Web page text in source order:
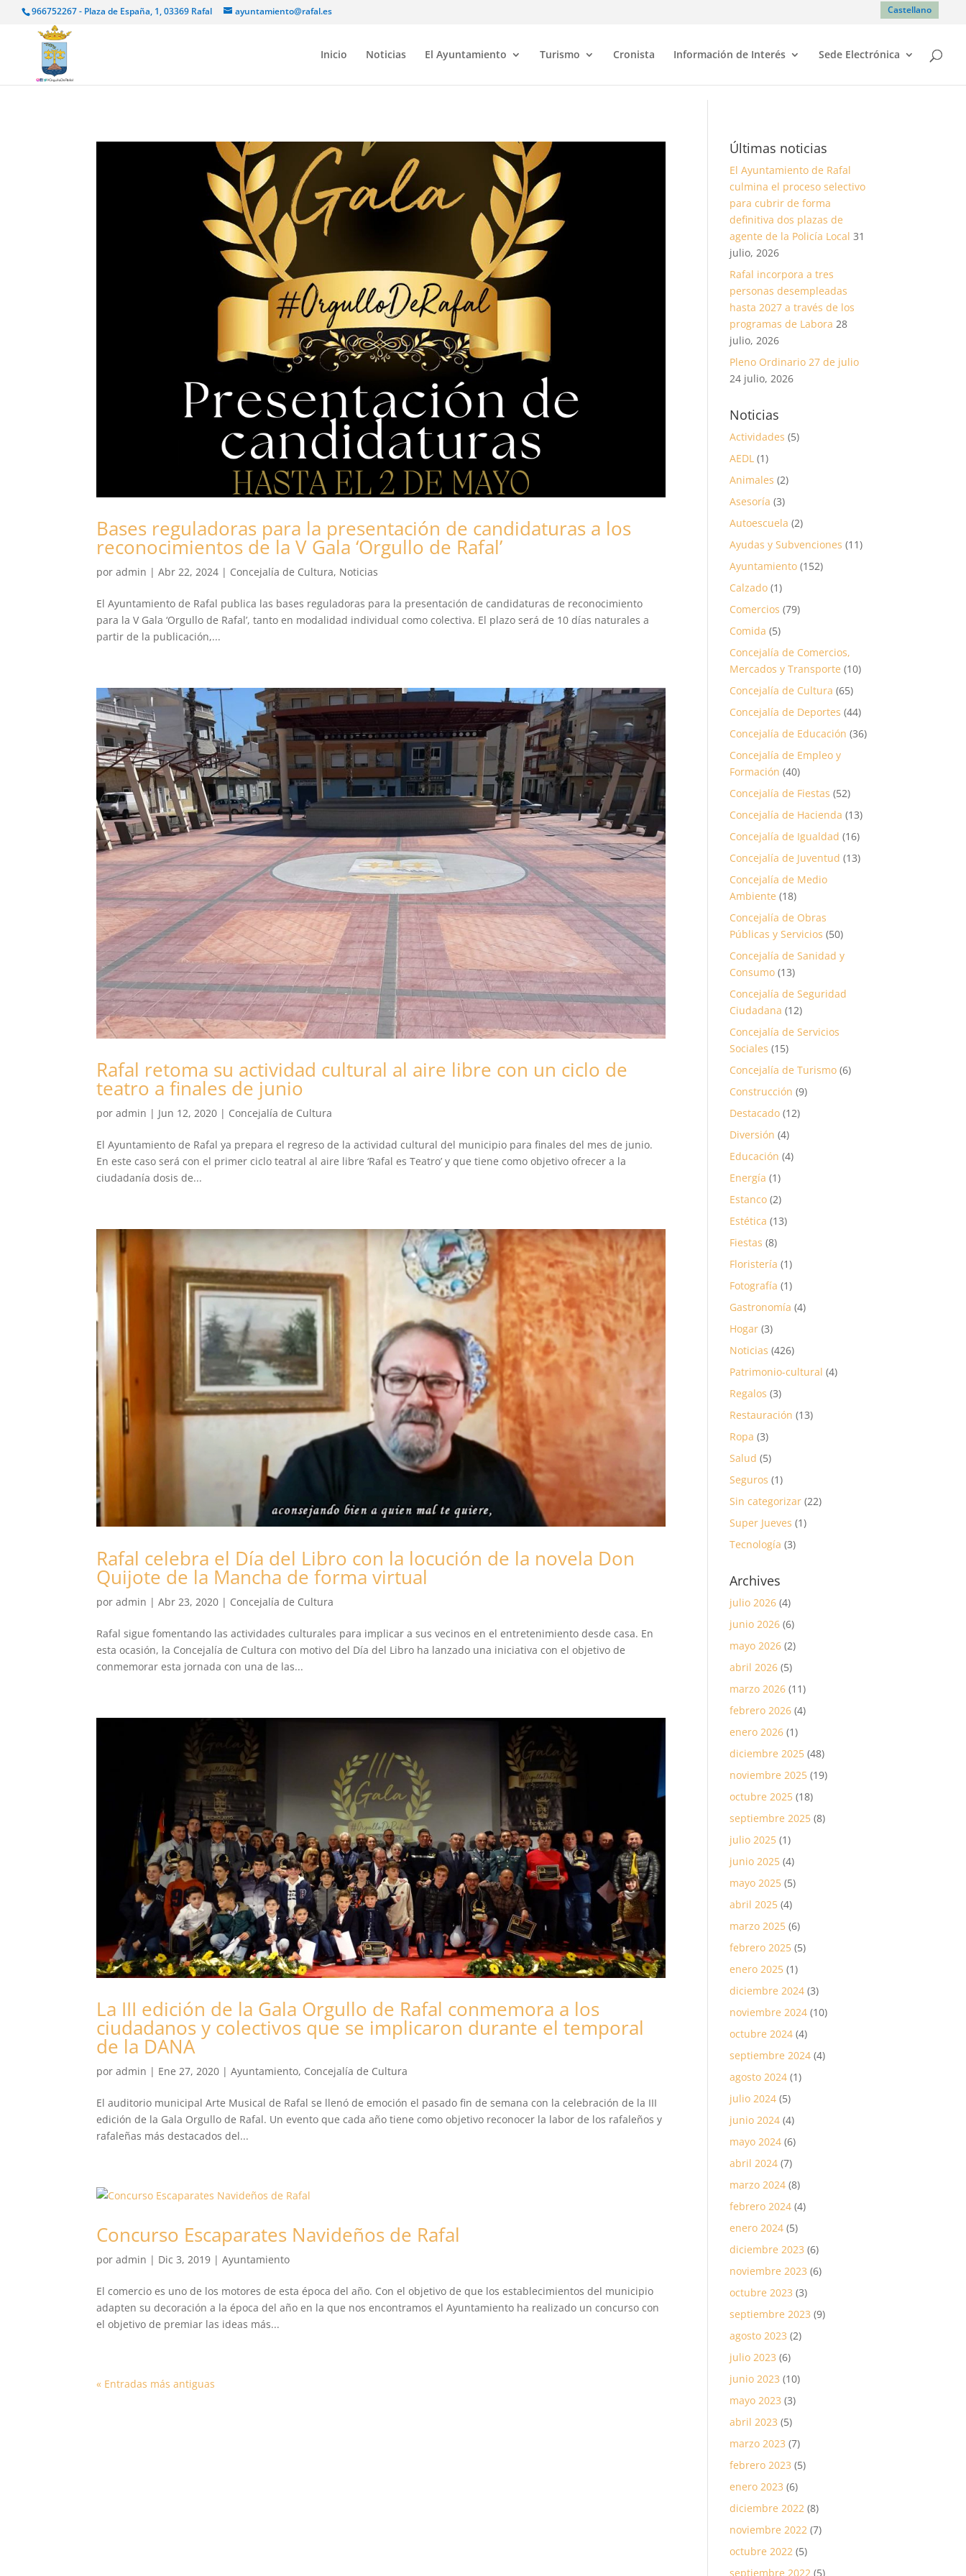
966752267 - Plaza de España, 1, 03369 Rafal ayuntamiento@rafal.es Castellano
Inicio Noticias El Ayuntamiento Turismo Cronista Información de Interés Sede Electrónica
Bases reguladoras para la presentación de candidaturas a los
reconocimientos de la V Gala ‘Orgullo de Rafal’
poradmin |Abr 22, 2024 | Concejalía de Cultura, Noticias
El Ayuntamiento de Rafal publica las bases reguladoras para la presentación de candidaturas de reconocimiento
para la V Gala ‘Orgullo de Rafal’, tanto en modalidad individual como colectiva. El plazo será de 10 días naturales a
partir de la publicación,...
Rafal retoma su actividad cultural al aire libre con un ciclo de
teatro a finales de junio
poradmin | Jun 12, 2020 | Concejalía de Cultura
El Ayuntamiento de Rafal ya prepara el regreso de la actividad cultural del municipio para finales del mes de junio.
En este caso será con el primer ciclo teatral al aire libre ‘Rafal es Teatro’ y que tiene como objetivo ofrecer a la
ciudadanía dosis de...
Rafal celebra el Día del Libro con la locución de la novela Don
Quijote de la Mancha de forma virtual
poradmin |Abr 23, 2020 | Concejalía de Cultura
Rafal sigue fomentando las actividades culturales para implicar a sus vecinos en el entretenimiento desde casa. En
esta ocasión, la Concejalía de Cultura con motivo del Día del Libro ha lanzado una iniciativa con el objetivo de
conmemorar esta jornada con una de las...
La III edición de la Gala Orgullo de Rafal conmemora a los
ciudadanos y colectivos que se implicaron durante el temporal
de la DANA
poradmin | Ene 27, 2020 |Ayuntamiento, Concejalía de Cultura
El auditorio municipal Arte Musical de Rafal se llenó de emoción el pasado fin de semana con la celebración de la III
edición de la Gala Orgullo de Rafal. Un evento que cada año tiene como objetivo reconocer la labor de los rafaleños y
rafaleñas más destacados del...
Concurso Escaparates Navideños de Rafal
poradmin | Dic 3, 2019 |Ayuntamiento
El comercio es uno de los motores de esta época del año. Con el objetivo de que los establecimientos del municipio
adapten su decoración a la época del año en la que nos encontramos el Ayuntamiento ha realizado un concurso con
el objetivo de premiar las ideas más...
« Entradas más antiguas
Últimas noticias
El Ayuntamiento de Rafal
culmina el proceso selectivo
para cubrir de forma
definitiva dos plazas de
agente de la Policía Local 31
julio, 2026
Rafal incorpora a tres
personas desempleadas
hasta 2027 a través de los
programas de Labora 28
julio, 2026
Pleno Ordinario 27 de julio
24 julio, 2026
Noticias
Actividades (5)
AEDL (1)
Animales (2)
Asesoría (3)
Autoescuela (2)
Ayudas y Subvenciones (11)
Ayuntamiento (152)
Calzado (1)
Comercios (79)
Comida (5)
Concejalía de Comercios,
Mercados y Transporte (10)
Concejalía de Cultura (65)
Concejalía de Deportes (44)
Concejalía de Educación (36)
Concejalía de Empleo y
Formación (40)
Concejalía de Fiestas (52)
Concejalía de Hacienda (13)
Concejalía de Igualdad (16)
Concejalía de Juventud (13)
Concejalía de Medio
Ambiente (18)
Concejalía de Obras
Públicas y Servicios (50)
Concejalía de Sanidad y
Consumo (13)
Concejalía de Seguridad
Ciudadana (12)
Concejalía de Servicios
Sociales (15)
Concejalía de Turismo (6)
Construcción (9)
Destacado (12)
Diversión (4)
Educación (4)
Energía (1)
Estanco (2)
Estética (13)
Fiestas (8)
Floristería (1)
Fotografía (1)
Gastronomía (4)
Hogar (3)
Noticias (426)
Patrimonio-cultural (4)
Regalos (3)
Restauración (13)
Ropa (3)
Salud (5)
Seguros (1)
Sin categorizar (22)
Super Jueves (1)
Tecnología (3)
Archives
julio 2026 (4)
junio 2026 (6)
mayo 2026 (2)
abril 2026 (5)
marzo 2026 (11)
febrero 2026 (4)
enero 2026 (1)
diciembre 2025 (48)
noviembre 2025 (19)
octubre 2025 (18)
septiembre 2025 (8)
julio 2025 (1)
junio 2025 (4)
mayo 2025 (5)
abril 2025 (4)
marzo 2025 (6)
febrero 2025 (5)
enero 2025 (1)
diciembre 2024 (3)
noviembre 2024 (10)
octubre 2024 (4)
septiembre 2024 (4)
agosto 2024 (1)
julio 2024 (5)
junio 2024 (4)
mayo 2024 (6)
abril 2024 (7)
marzo 2024 (8)
febrero 2024 (4)
enero 2024 (5)
diciembre 2023 (6)
noviembre 2023 (6)
octubre 2023 (3)
septiembre 2023 (9)
agosto 2023 (2)
julio 2023 (6)
junio 2023 (10)
mayo 2023 (3)
abril 2023 (5)
marzo 2023 (7)
febrero 2023 (5)
enero 2023 (6)
diciembre 2022 (8)
noviembre 2022 (7)
octubre 2022 (5)
septiembre 2022 (5)